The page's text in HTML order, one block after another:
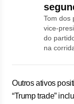
Tom dos
vice-
do
na
Outros ativos
“Trump trade”